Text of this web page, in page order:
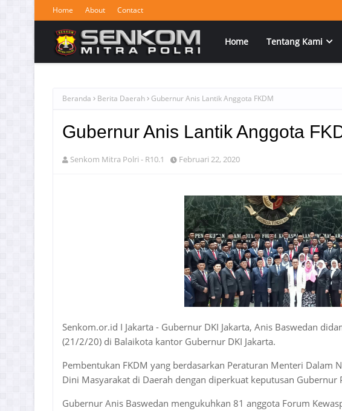
Home About Contact
Home Tentang Kami
Beranda Berita Daerah Gubernur Anis Lantik Anggota FKDM
Gubernur Anis Lantik Anggota
Senkom Mitra Polri - R10.1 Februari 22, 2020
Senkom.or.id I Jakarta - Gubernur DKI Jakarta, Anis Baswedan
(21/2/20) di Balaikota kantor Gubernur DKI Jakarta.
Pembentukan FKDM yang berdasarkan Peraturan Menteri Dalam
Dini Masyarakat di Daerah dengan diperkuat keputusan Gubernur
Gubernur Anis Baswedan mengukuhkan 81 anggota Forum